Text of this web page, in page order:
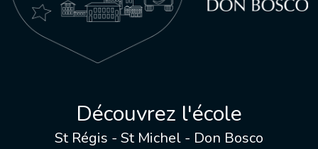
Découvrez l'école
St Régis - St Michel - Don Bosco